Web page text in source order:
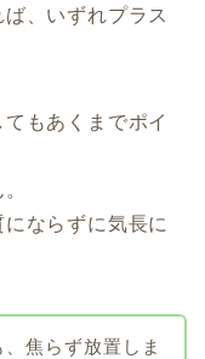
、いずれプラス
もあくまでポイ
ならずに気長に
焦らず放置しま